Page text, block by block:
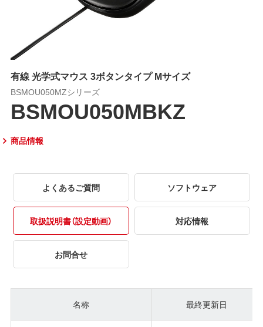
有線 光学式マウス 3ボタンタイプ Mサイズ
BSMOU050MZシリーズ
BSMOU050MBKZ
商品情報
よくあるご質問 ソフトウェア
取扱説明書（設定動画） 対応情報
お問合せ
名称 最終更新日